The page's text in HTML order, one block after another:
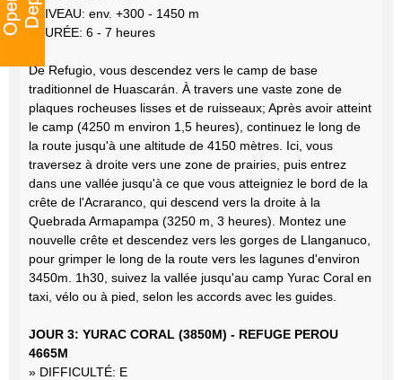
»NIVEAU: env. +300 - 1450 m
»DURÉE: 6 - 7 heures
De Refugio, vous descendez vers le camp de base
traditionnel de Huascarán. À travers une vaste zone de
plaques rocheuses lisses et de ruisseaux; Après avoir atteint
le camp (4250 m environ 1,5 heures), continuez le long de
la route jusqu'à une altitude de 4150 mètres. Ici, vous
traversez à droite vers une zone de prairies, puis entrez
dans une vallée jusqu'à ce que vous atteigniez le bord de la
crête de l'Acraranco, qui descend vers la droite à la
Quebrada Armapampa (3250 m, 3 heures). Montez une
nouvelle crête et descendez vers les gorges de Llanganuco,
pour grimper le long de la route vers les lagunes d'environ
3450m. 1h30, suivez la vallée jusqu'au camp Yurac Coral en
taxi, vélo ou à pied, selon les accords avec les guides.
JOUR 3: YURAC CORAL (3850M) - REFUGE PEROU
4665M
» DIFFICULTÉ: E